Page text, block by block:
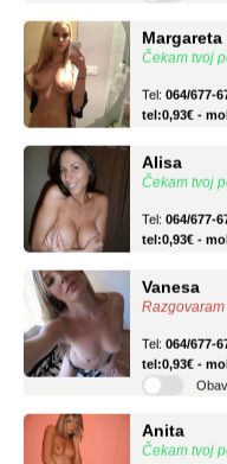
Margareta
Čekam tvoj
Tel: 064/677-
tel:0,93€ -
Alisa
Čekam tvoj
Tel: 064/677-
tel:0,93€ -
Vanesa
Razgovaram
Tel: 064/677-
tel:0,93€ -
Anita
Čekam tvoj